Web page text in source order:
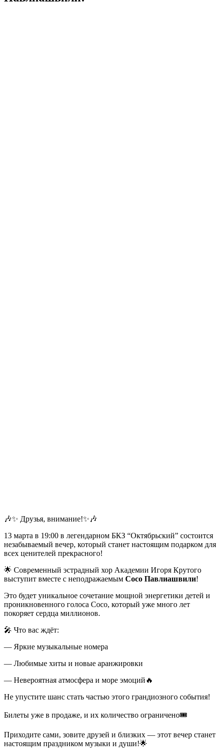
🎶✨ Друзья, внимание!✨🎶
13 марта в 19:00 в легендарном БКЗ “Октябрьский” состоится
незабываемый вечер, который станет настоящим подарком для
всех ценителей прекрасного!
🌟 Современный эстрадный хор Академии Игоря Крутого
выступит вместе с неподражаемым Сосо Павлиашвили!
Это будет уникальное сочетание мощной энергетики детей и
проникновенного голоса Сосо, который уже много лет
покоряет сердца миллионов.
🎤 Что вас ждёт:
— Яркие музыкальные номера
— Любимые хиты и новые аранжировки
— Невероятная атмосфера и море эмоций🔥
Не упустите шанс стать частью этого грандиозного события!
Билеты уже в продаже, и их количество ограничено🎟️
Приходите сами, зовите друзей и близких — этот вечер станет
настоящим праздником музыки и души!🌟